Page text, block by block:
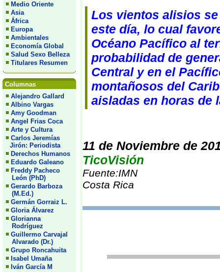
Medio Oriente
Asia
África
Europa
Ambientales
Economía Global
Salud Sexo Belleza
Titulares Resumen
Columnas
Alejandro Gallard
Albino Vargas
Amy Goodman
Angel Frias Coca
Arte y Cultura
Carlos Jeremías
Jirón: Periodista
Derechos Humanos
Eduardo Galeano
Freddy Pacheco
León (PhD)
Gerardo Barboza
(M.Ed.)
Germán Gorraiz L.
Gloria Álvarez
Glorianna
Rodríguez
Guillermo Carvajal
Alvarado (Dr.)
Grupo Roncahuita
Isabel Umaña
Iván García M
Los vientos alisios
este día, lo cual
Océano Pacífico al
probabilidad de
Central y en el
montañosos del
aisladas en horas de
11 de Noviembre de
TicoVisión
Fuente:IMN
Costa Rica